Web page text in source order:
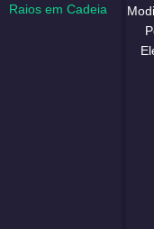
Raios em Cadeia